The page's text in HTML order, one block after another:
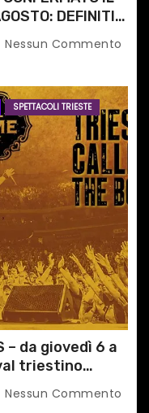
DEFINITI
Nessun Commento
SPETTACOLI TRIESTE
– da giovedì 6 a
triestino
Nessun Commento